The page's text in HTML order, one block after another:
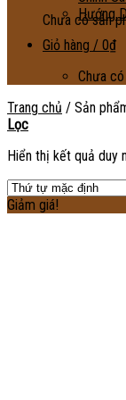
Chưa có sản
Hướng
Giỏ hàng / 0₫
Chưa
Trang chủ / Sản
Lọc
Hiển thị kết quả duy
Giảm giá!